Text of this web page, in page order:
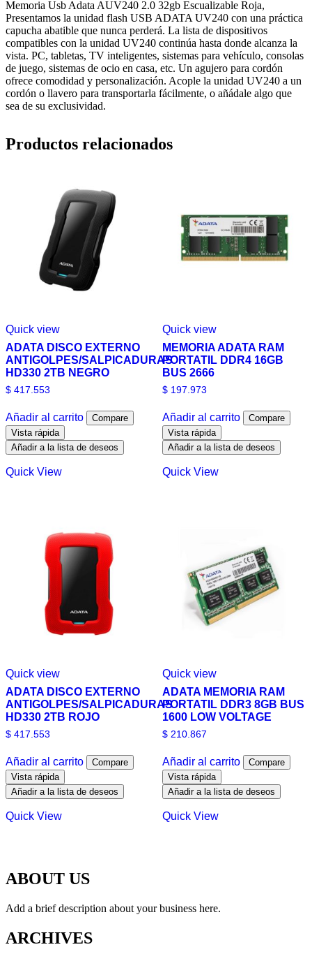
Memoria Usb Adata AUV240 2.0 32gb Escualizable Roja,
Presentamos la unidad flash USB ADATA UV240 con una práctica
capucha abatible que nunca perderá. La lista de dispositivos
compatibles con la unidad UV240 continúa hasta donde alcanza la
vista. PC, tabletas, TV inteligentes, sistemas para vehículo, consolas
de juego, sistemas de ocio en casa, etc. Un agujero para cordón
ofrece comodidad y personalización. Acople la unidad UV240 a un
cordón o llavero para transportarla fácilmente, o añádale algo que
sea de su exclusividad.
Productos relacionados
Quick view
ADATA DISCO EXTERNO
ANTIGOLPES/SALPICADURAS
HD330 2TB NEGRO
$ 417.553
Añadir al carrito
Compare
Vista rápida
Añadir a la lista de deseos
Quick View
Quick view
MEMORIA ADATA RAM
PORTATIL DDR4 16GB
BUS 2666
$197.973
Añadir al carrito
Compare
Vista rápida
Añadir a la lista de deseos
Quick View
Quick view
ADATA DISCO EXTERNO
ANTIGOLPES/SALPICADURAS
HD330 2TB ROJO
$ 417.553
Añadir al carrito
Compare
Vista rápida
Añadir a la lista de deseos
Quick View
Quick view
ADATA MEMORIA RAM
PORTATIL DDR3 8GB BUS
1600 LOW VOLTAGE
$210.867
Añadir al carrito
Compare
Vista rápida
Añadir a la lista de deseos
Quick View
ABOUT US
Add a brief description about your business here.
ARCHIVES